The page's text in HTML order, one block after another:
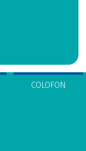
COLOFON